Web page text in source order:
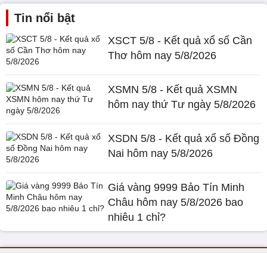
Tin nổi bật
XSCT 5/8 - Kết quả xổ số Cần
Thơ hôm nay 5/8/2026
XSMN 5/8 - Kết quả XSMN
hôm nay thứ Tư ngày 5/8/2026
XSDN 5/8 - Kết quả xổ số Đồng
Nai hôm nay 5/8/2026
Giá vàng 9999 Bảo Tín Minh
Châu hôm nay 5/8/2026 bao
nhiêu 1 chỉ?